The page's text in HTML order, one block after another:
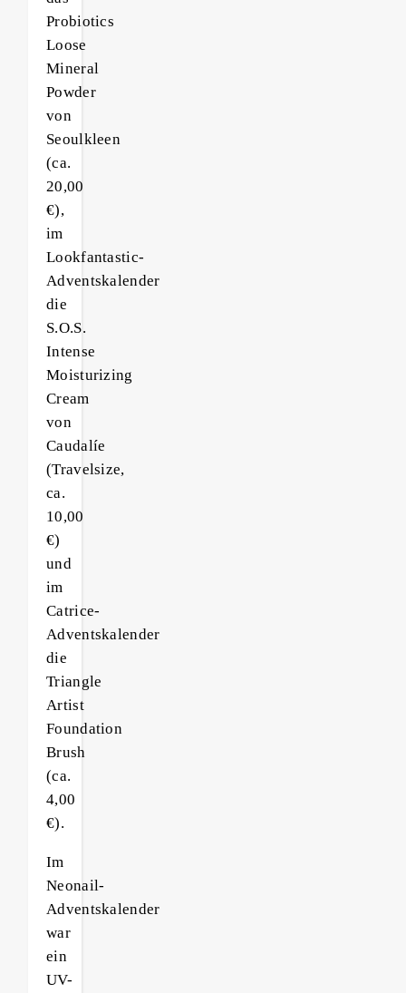
Probiotics
Loose
Mineral
Powder
von
Seoulkleen
(ca.
20,00
€),
im
Lookfantastic-
Adventskalender
die
S.O.S.
Intense
Moisturizing
Cream
von
Caudalíe
(Travelsize,
ca.
10,00
€)
und
im
Catrice-
Adventskalender
die
Triangle
Artist
Foundation
Brush
(ca.
4,00
€).
Im
Neonail-
Adventskalender
war
ein
UV-